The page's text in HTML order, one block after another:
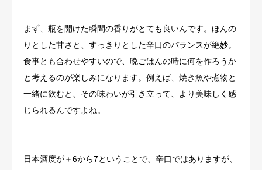
まず、瓶を開けた瞬間の香りがとても良いんです。ほんの
りとした甘さと、すっきりとした辛口のバランスが絶妙。
食事とも合わせやすいので、晩ごはんの時に何を作ろうか
と考えるのが楽しみになります。例えば、焼き魚や煮物と
一緒に飲むと、その味わいが引き立って、より美味しく感
じられるんですよね。
日本酒度が＋6から7ということで、辛口ではありますが、